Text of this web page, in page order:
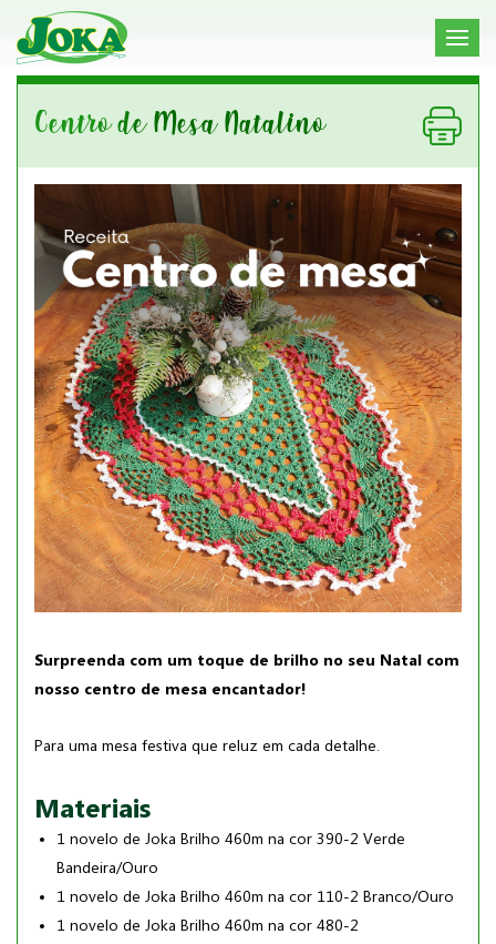
Centro de Mesa Natalino
Surpreenda com um toque de brilho no seu Natal com
nosso centro de mesa encantador!
Para uma mesa festiva que reluz em cada detalhe.
Materiais
1 novelo de Joka Brilho 460m na cor 390-2 Verde
Bandeira/Ouro
1 novelo de Joka Brilho 460m na cor 110-2 Branco/Ouro
1 novelo de Joka Brilho 460m na cor 480-2